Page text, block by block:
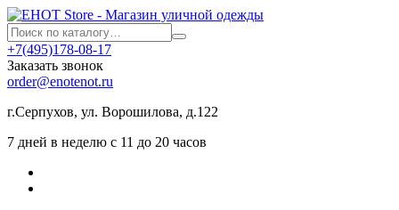
+7(495)178-08-17
Заказать звонок
order@enotenot.ru
г.Серпухов, ул. Ворошилова, д.122
7 дней в неделю с 11 до 20 часов